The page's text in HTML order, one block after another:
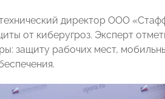
директор ООО
от киберугроз. Эксперт
защиту рабочих мест,